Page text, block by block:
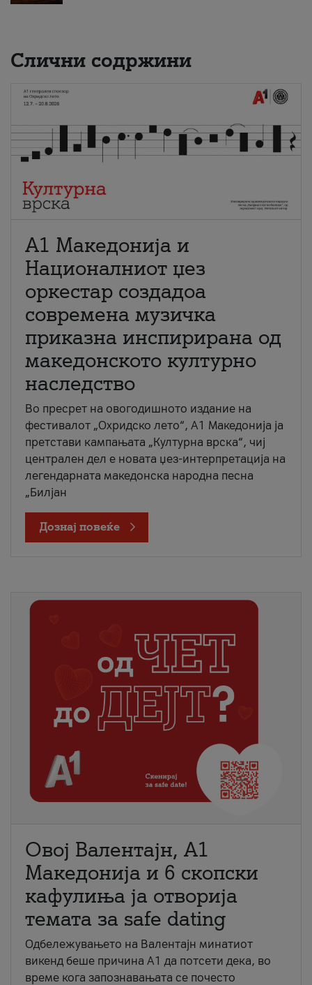
Слични содржини
А1 Македонија и
Националниот џез
оркестар создадоа
современа музичка
приказна инспирирана од
македонското културно
наследство
Во пресрет на овогодишното издание на
фестивалот „Охридско лето“, А1 Македонија ја
претстави кампањата „Културна врска“, чиј
централен дел е новата џез-интерпретација на
легендарната македонска народна песна
„Билјан
Дознај повеќе
Овој Валентајн, A1
Македонија и 6 скопски
кафулиња ја отворија
темата за safe dating
Одбележувањето на Валентајн минатиот
викенд беше причина А1 да потсети дека, во
време кога запознавањата се почесто